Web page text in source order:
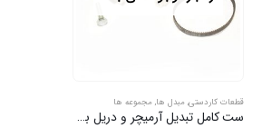
قطعات کاردستی, مبدل ها, مجموعه ها
ست کامل تبدیل آرمیچر و دریل به فرز و اره دیسکی